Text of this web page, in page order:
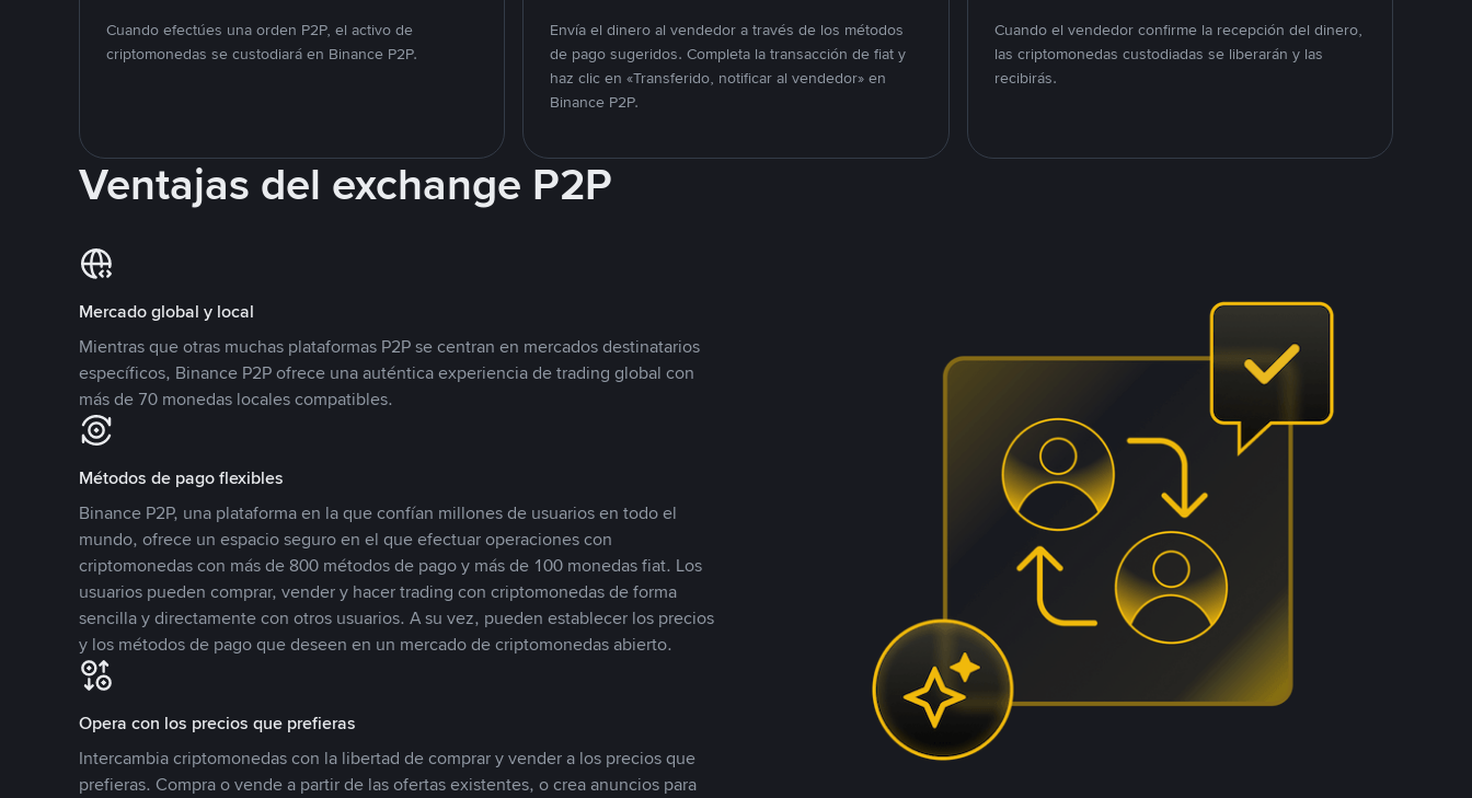
Cuando efectúes una orden P2P, el activo de
criptomonedas se custodiará en Binance P2P.
Envía el dinero al vendedor a través de los métodos
de pago sugeridos. Completa la transacción de fiat y
haz clic en «Transferido, notificar al vendedor» en
Binance P2P.
Cuando el vendedor confirme la recepción del dinero,
las criptomonedas custodiadas se liberarán y las
recibirás.
Ventajas del exchange P2P
Mercado global y local
Mientras que otras muchas plataformas P2P se centran en mercados destinatarios
específicos, Binance P2P ofrece una auténtica experiencia de trading global con
más de 70 monedas locales compatibles.
Métodos de pago flexibles
Binance P2P, una plataforma en la que confían millones de usuarios en todo el
mundo, ofrece un espacio seguro en el que efectuar operaciones con
criptomonedas con más de 800 métodos de pago y más de 100 monedas fiat. Los
usuarios pueden comprar, vender y hacer trading con criptomonedas de forma
sencilla y directamente con otros usuarios. A su vez, pueden establecer los precios
y los métodos de pago que deseen en un mercado de criptomonedas abierto.
Opera con los precios que prefieras
Intercambia criptomonedas con la libertad de comprar y vender a los precios que
prefieras. Compra o vende a partir de las ofertas existentes, o crea anuncios para